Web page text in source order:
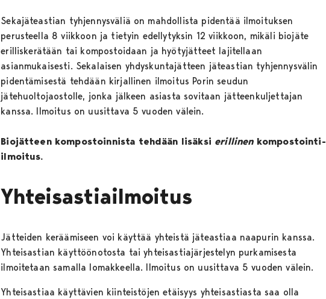
Sekajäteastian tyhjennysväliä on mahdollista pidentää ilmoituksen
perusteella 8 viikkoon ja tietyin edellytyksin 12 viikkoon, mikäli biojäte
erilliskerätään tai kompostoidaan ja hyötyjätteet lajitellaan
asianmukaisesti. Sekalaisen yhdyskuntajätteen jäteastian tyhjennysvälin
pidentämisestä tehdään kirjallinen ilmoitus Porin seudun
jätehuoltojaostolle, jonka jälkeen asiasta sovitaan jätteenkuljettajan
kanssa. Ilmoitus on uusittava 5 vuoden välein.
Biojätteen kompostoinnista tehdään lisäksi erillinenkompostointi-
ilmoitus.
Yhteisastiailmoitus
Jätteiden keräämiseen voi käyttää yhteistä jäteastiaa naapurin kanssa.
Yhteisastian käyttöönotosta tai yhteisastiajärjestelyn purkamisesta
ilmoitetaan samalla lomakkeella. Ilmoitus on uusittava 5 vuoden välein.
Yhteisastiaa käyttävien kiinteistöjen etäisyys yhteisastiasta saa olla